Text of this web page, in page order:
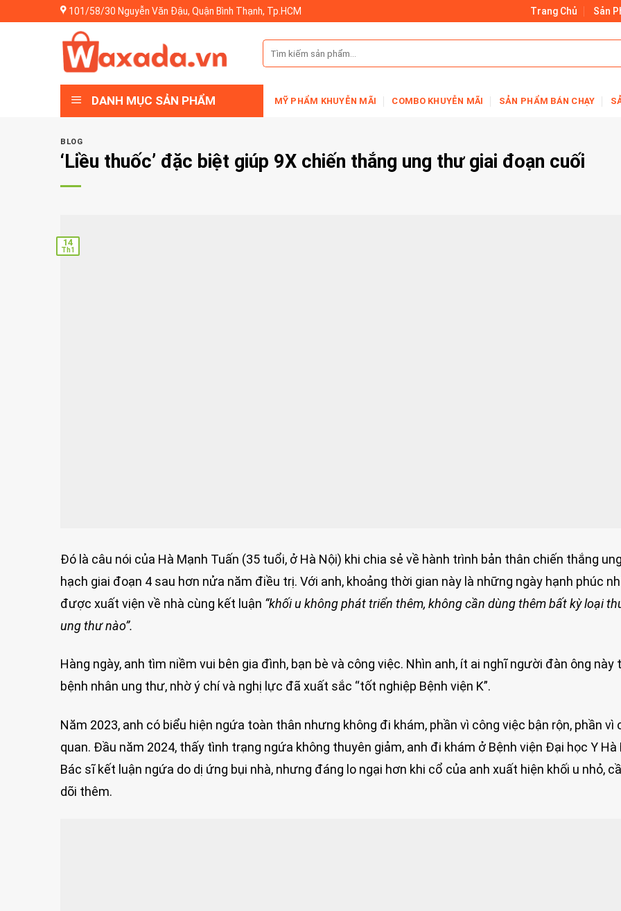
to
101/58/30 Nguyễn Văn Đậu, Quận Bình Thạnh, Tp.HCM Trang Chủ Sản
Tìm
kiếm:
DANH MỤC SẢN PHẨM MỸ PHẨM KHUYỄN MÃI COMBO KHUYỄN MÃI SẢN PHẨM BÁN CHẠY
BLOG
‘Liều thuốc’ đặc biệt giúp 9X chiến thắng ung thư giai đoạn cuối
14
Th1
Đó là câu nói của Hà Mạnh Tuấn (35 tuổi, ở Hà Nội) khi chia sẻ về hành trình bản thân chiến thắng
hạch giai đoạn 4 sau hơn nửa năm điều trị. Với anh, khoảng thời gian này là những ngày hạnh phúc
được xuất viện về nhà cùng kết luận “khối u không phát triển thêm, không cần dùng thêm bất kỳ loại
ung thư nào”.
Hàng ngày, anh tìm niềm vui bên gia đình, bạn bè và công việc. Nhìn anh, ít ai nghĩ người đàn ông này
bệnh nhân ung thư, nhờ ý chí và nghị lực đã xuất sắc “tốt nghiệp Bệnh viện K”.
Năm 2023, anh có biểu hiện ngứa toàn thân nhưng không đi khám, phần vì công việc bận rộn, phần vì
quan. Đầu năm 2024, thấy tình trạng ngứa không thuyên giảm, anh đi khám ở Bệnh viện Đại học Y Hà
Bác sĩ kết luận ngứa do dị ứng bụi nhà, nhưng đáng lo ngại hơn khi cổ của anh xuất hiện khối u nhỏ,
dõi thêm.